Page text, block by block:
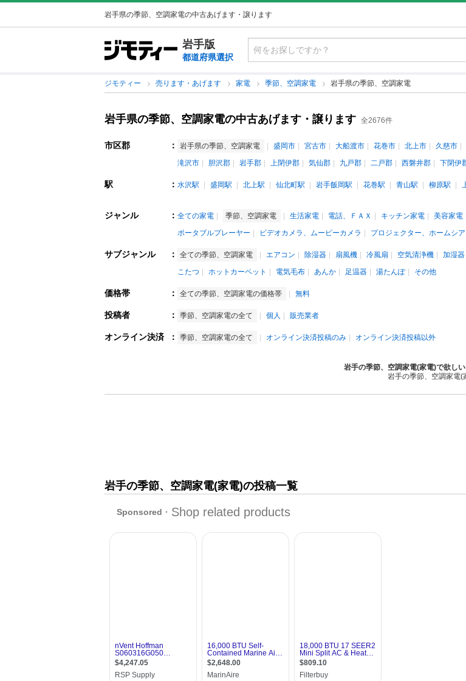
岩手県の季節、空調家電の中古あげます・譲ります
岩手版
都道府県選択
ジモティー 売ります・あげます 家電 季節、空調家電 岩手県の季節、空調家電
岩手県の季節、空調家電の中古あげます・譲ります 全2676件
市区郡 ： 岩手県の季節、空調家電 盛岡市 宮古市 大船渡市 花巻市 北上市 久慈市
滝沢市
胆沢郡 岩手郡 上閉伊郡 気仙郡 九戸郡 二戸郡 西磐井郡 下閉伊
駅 ： 水沢駅 盛岡駅 北上駅 仙北町駅 岩手飯岡駅 花巻駅 青山駅 柳原駅
ジャンル ： 全ての家電 季節、空調家電 生活家電 電話、ＦＡＸ キッチン家電 美容家電
ポータブルプレーヤー
ビデオカメラ、ムービーカメラ プロジェクター、ホームシ
サブジャンル ： 全ての季節、空調家電 エアコン 除湿器 扇風機 冷風扇 空気清浄機 加湿器
こたつ
ホットカーペット 電気毛布 あんか 足温器 湯たんぽ その他
価格帯 ： 全ての季節、空調家電の価格帯 無料
投稿者 ： 季節、空調家電の全て 個人 販売業者
オンライン決済 ： 季節、空調家電の全て オンライン決済投稿のみ オンライン決済投稿以外
岩手の季節、空調家電(家電)で欲し
岩手の季節、空調家電(
岩手の季節、空調家電(家電)の投稿一覧